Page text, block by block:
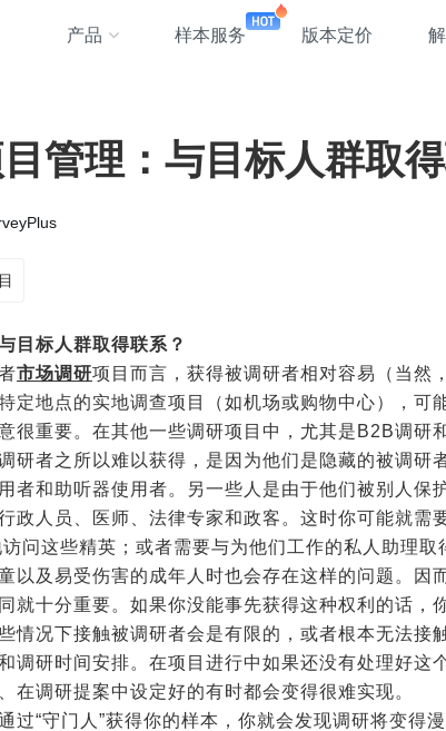
产品 样本服务 版本定价
管理：与目标人群取
目标人群取得联系？
市场调研项目而言，获得被调研者相对容易（当然
定地点的实地调查项目（如机场或购物中心），可
很重要。在其他一些调研项目中，尤其是B2B调研
研者之所以难以获得，是因为他们是隐藏的被调研
者和助听器使用者。另一些人是由于他们被别人保
人员、医师、法律专家和政客。这时你可能就需
访问这些精英；或者需要与为他们工作的私人助理
以及易受伤害的成年人时也会存在这样的问题。因
就十分重要。如果你没能事先获得这种权利的话，
情况下接触被调研者会是有限的，或者根本无法接
调研时间安排。在项目进行中如果还没有处理好这
在调研提案中设定好的有时都会变得很难实现。
过“守门人”获得你的样本，你就会发现调研将变得